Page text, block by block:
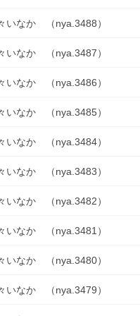
いなか （nya.3488）
いなか （nya.3487）
いなか （nya.3486）
いなか （nya.3485）
いなか （nya.3484）
いなか （nya.3483）
いなか （nya.3482）
いなか （nya.3481）
いなか （nya.3480）
いなか （nya.3479）